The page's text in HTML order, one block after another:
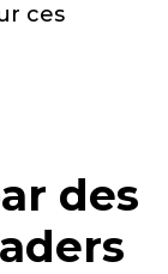
ces
des